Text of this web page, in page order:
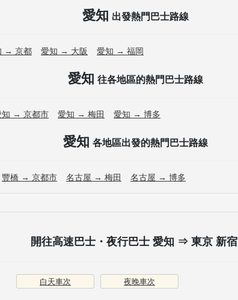
愛知 出發熱門巴士路線
→ 京都 愛知 → 大阪 愛知 → 福岡
愛知 往各地區的熱門巴士路線
知 → 京都市 愛知 → 梅田 愛知 → 博多
愛知 各地區出發的熱門巴士路線
豐橋 → 京都市 名古屋 → 梅田 名古屋 → 博多
開往高速巴士・夜行巴士 愛知 ⇒ 東京 新宿
白天車次 夜晚車次